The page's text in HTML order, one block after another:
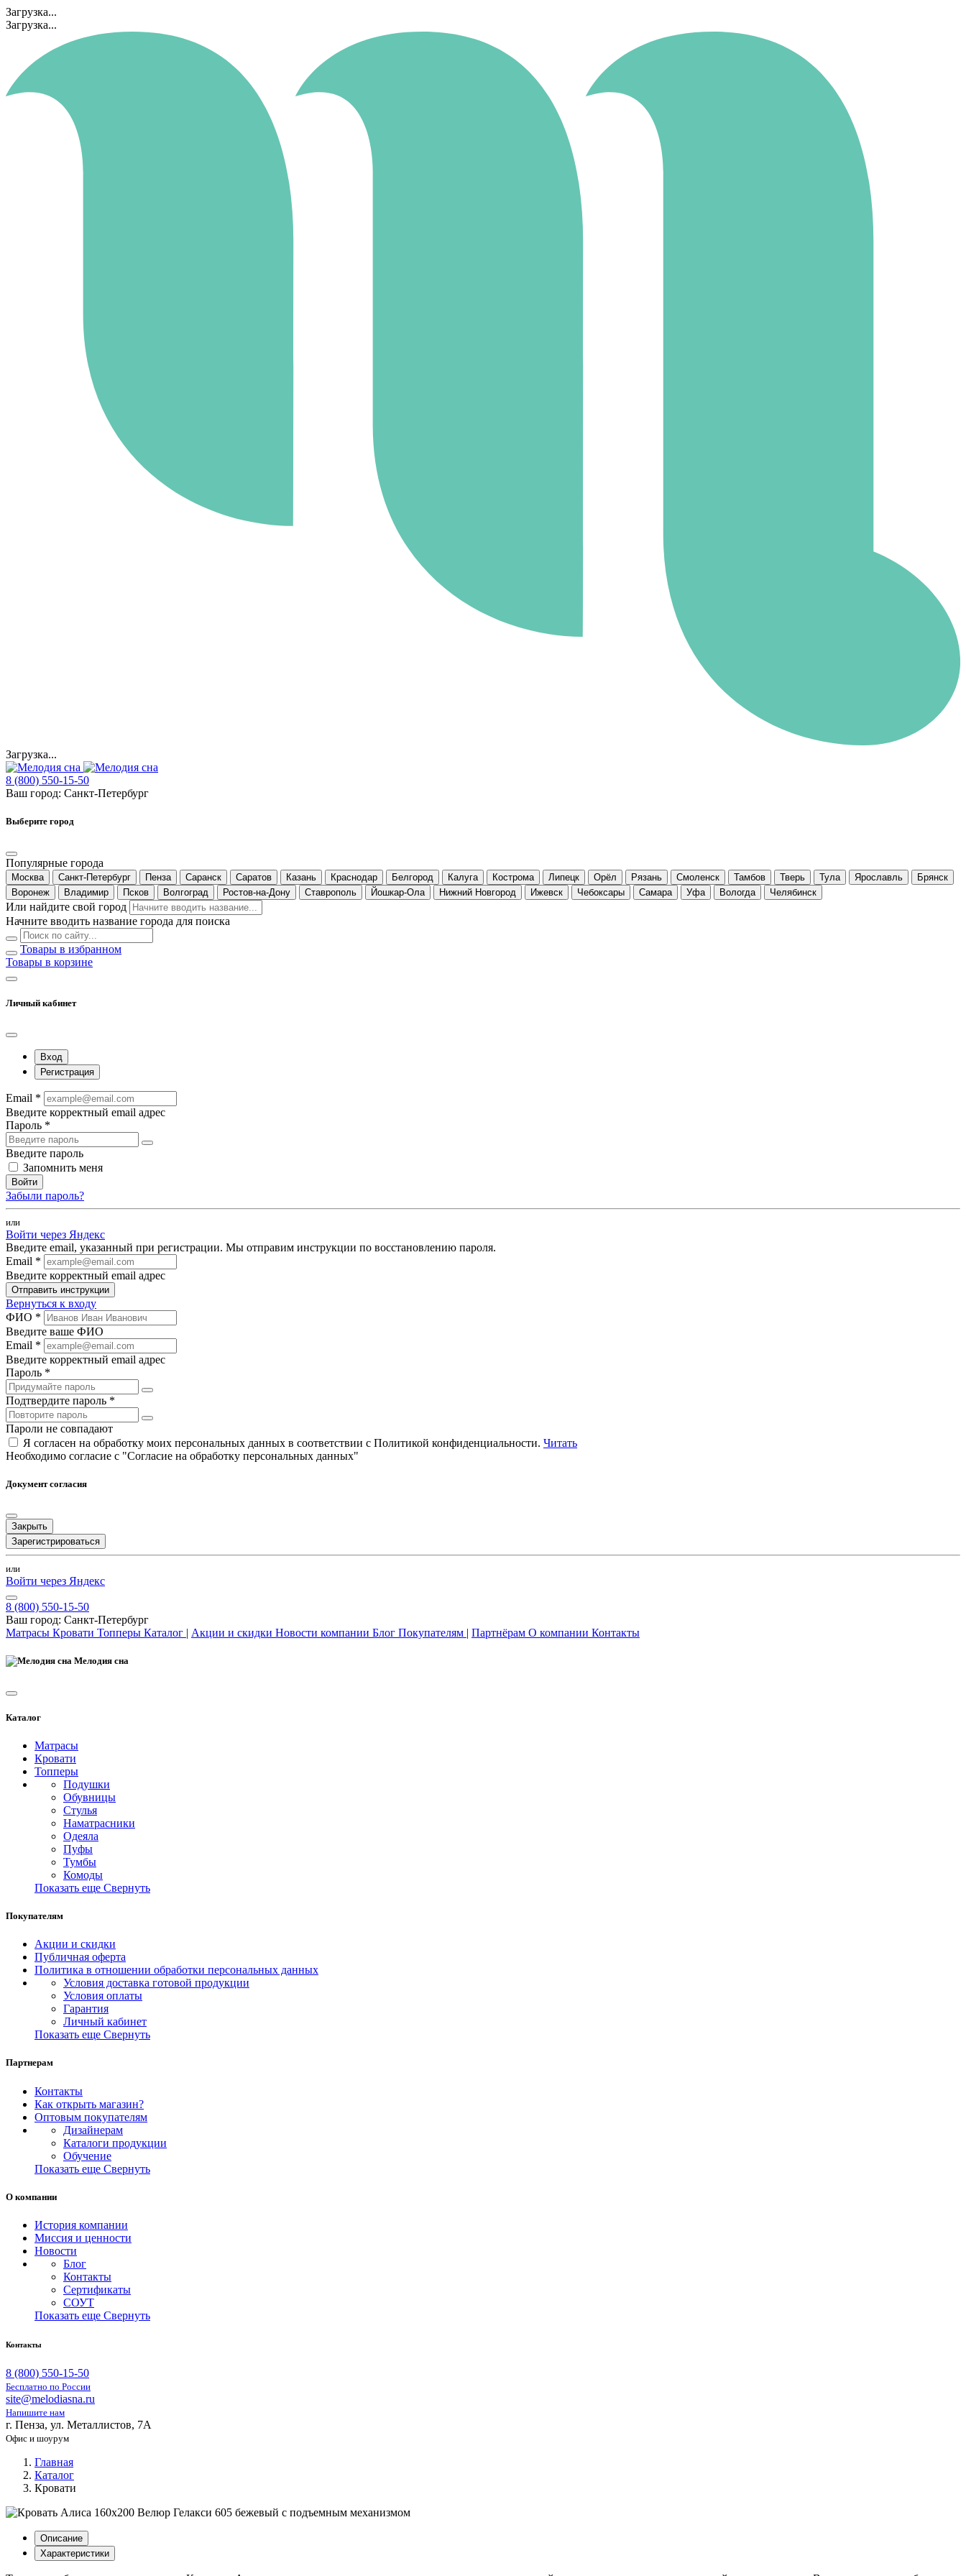
Загрузка...
Загрузка...
Загрузка...
8 (800) 550-15-50
Ваш город: Санкт-Петербург
Выберите город
Популярные города
Москва Санкт-Петербург Пенза Саранск Саратов Казань Краснодар Белгород Калуга Кострома Липецк Орёл Рязань Смоленск Тамбов Тверь Тула Ярославль
Брянск
Воронеж
Владимир Псков Волгоград Ростов-на-Дону Ставрополь Йошкар-Ола Нижний Новгород Ижевск Чебоксары Самара Уфа Вологда Челябинск
Или найдите свой город
Начните вводить название города для поиска
Товары в избранном
Товары в корзине
Личный кабинет
Вход
Регистрация
Email *
Введите корректный email адрес
Пароль *
Введите пароль
Запомнить меня
Войти
Забыли пароль?
или
Войти через Яндекс
Введите email, указанный при регистрации. Мы отправим инструкции по восстановлению пароля.
Email *
Введите корректный email адрес
Отправить инструкции
Вернуться к входу
ФИО *
Введите ваше ФИО
Email *
Введите корректный email адрес
Пароль *
Подтвердите пароль *
Пароли не совпадают
Я согласен на обработку моих персональных данных в соответствии с Политикой конфиденциальности. Читать
Необходимо согласие с "Согласие на обработку персональных данных"
Документ согласия
Закрыть
Зарегистрироваться
или
Войти через Яндекс
8 (800) 550-15-50
Ваш город: Санкт-Петербург
Матрасы Кровати Топперы Каталог | Акции и скидки Новости компании Блог Покупателям | Партнёрам О компании Контакты
Мелодия сна
Каталог
Матрасы
Кровати
Топперы
Подушки
Обувницы
Стулья
Наматрасники
Одеяла
Пуфы
Тумбы
Комоды
Показать еще Свернуть
Покупателям
Акции и скидки
Публичная оферта
Политика в отношении обработки персональных данных
Условия доставка готовой продукции
Условия оплаты
Гарантия
Личный кабинет
Показать еще Свернуть
Партнерам
Контакты
Как открыть магазин?
Оптовым покупателям
Дизайнерам
Каталоги продукции
Обучение
Показать еще Свернуть
О компании
История компании
Миссия и ценности
Новости
Блог
Контакты
Сертификаты
СОУТ
Показать еще Свернуть
Контакты
8 (800) 550-15-50
Бесплатно по России
site@melodiasna.ru
Напишите нам
г. Пенза, ул. Металлистов, 7А
Офис и шоурум
Главная
Каталог
Кровати
Описание
Характеристики